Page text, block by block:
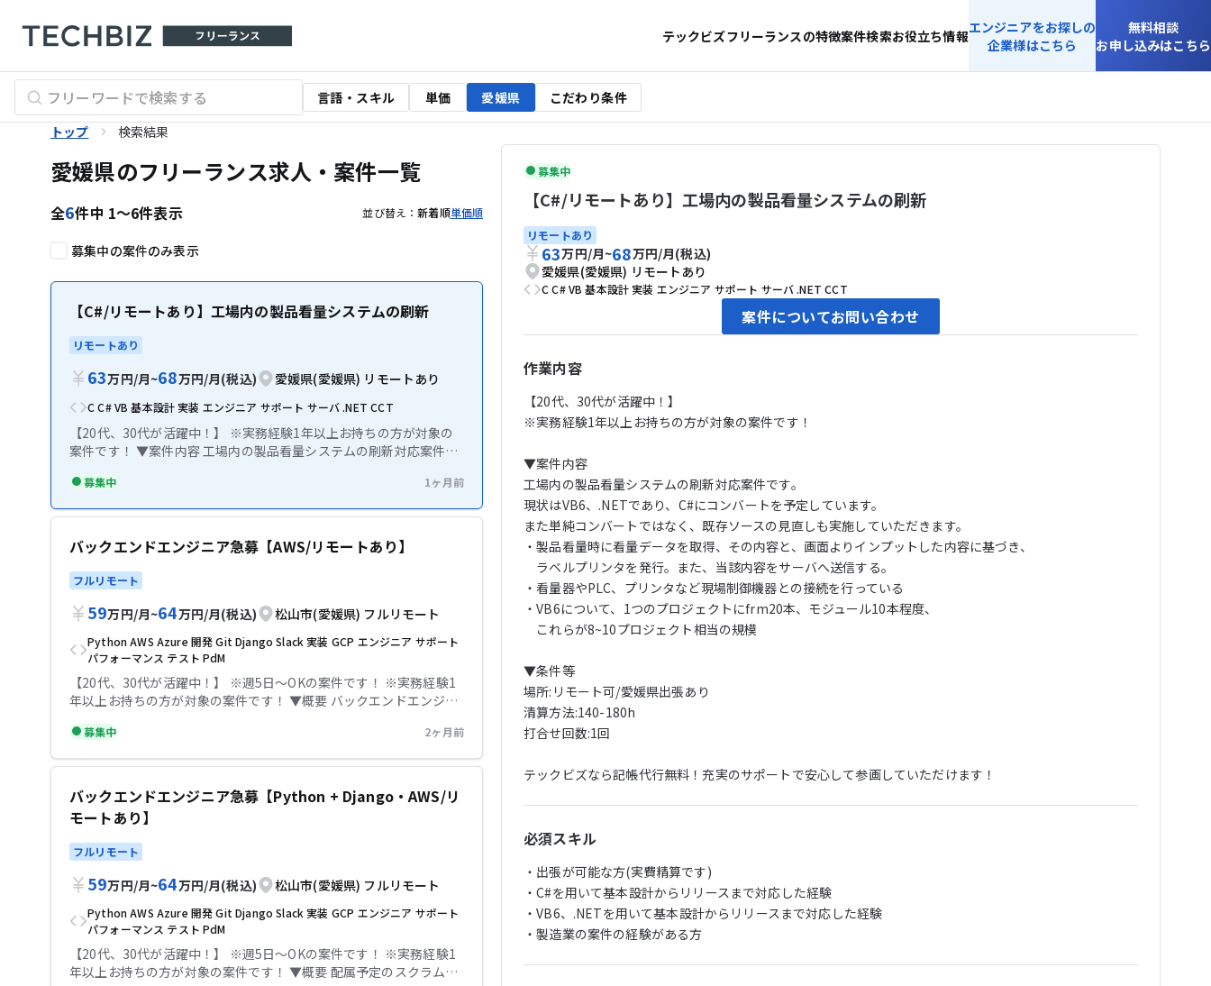
テックビズフリーランスの特徴案件検索お役立ち情報エンジニアをお探しの
企業様はこちら
無料相談
お申し込みはこちら
言語・スキル 単価 愛媛県
こだわり条件
トップ
検索結果
愛媛県のフリーランス求人・案件一覧
全6件中 1〜6件表示 並び替え：新着順単価順
募集中の案件のみ表示
【C#/リモートあり】工場内の製品看量システムの刷新
リモートあり
63万円/月~68万円/月(税込) 愛媛県(愛媛県) リモートあり
CC#VB 基本設計 実装 エンジニア サポート サーバ.NET CCT
【20代、30代が活躍中！】 ※実務経験1年以上お持ちの方が対象の
案件です！ ▼案件内容 工場内の製品看量システムの刷新対応案件で
また単純コンバートではなく、既存ソースの見直しも実施していた
だきます。 ・製品看量時に看量データを取得、その内容と、画面よ
りインプットした内容に基づき、 ラベルプリンタを発行。また、
当該内容をサーバへ送信する。 ・看量器やPLC、プリンタなど現場
制御機器との接続を行っている ・VB6について、1つのプロジェクト
にfrm20本、モジュール10本程度、 これらが8~10プロジェクト相
当の規模 ▼条件等 場所:リモート可/愛媛県出張あり 清算方法:140-
180h 打合せ回数:1回 テックビズなら記帳代行無料！充実のサポート
募集中 1ヶ月前
バックエンドエンジニア急募【AWS/リモートあり】
フルリモート
59万円/月~64万円/月(税込) 松山市(愛媛県) フルリモート
PythonAWS Azure開発 Git Django Slack 実装 GCP エンジニア サポート
パフォーマンス テスト PdM
【20代、30代が活躍中！】 ※週5日〜OKの案件です！ ※実務経験1
年以上お持ちの方が対象の案件です！ ▼概要 バックエンドエンジニ
数チームにまたがるTechReadが担当しているため、専任のバックエ
ンドエンジニアが不在の状況です。ゆえに能動的な動きが求められ
ますが、仕様検討や機能要件の整理など、ご自身のチャレンジ次第
でかかわっていくことが可能なポジションです。 開発関連: 実装・テ
ストコード追加・検証・リリース 問い合わせ対応: 仕様確認、不具合
調査など 仕様検討: PdM、TechRead、フロントエンドエンジニアな
どと連携し、挑戦いただくことが可能です。 プロジェクト進行: 各種
スクラムイベントの進行・改善を通してチームとしてプロジェクト
進行に取り組んでいただきます。 フロントエンドエンジニアやQAな
ど、他領域のエンジニアとのコミュニケーション、連携が重要なポジ
ションです。 【開発環境・ツール・手法】 AWS, Slack, Notion, Git,
CI/CD,アジャイル×ウォーターフォール ▼条件等 出社：フルリモー
ト 場所：松山市 勤務時間：10時ｰ19時 【必須スキル】 ・Webアプリ
ケーション開発経験5年以上 ・バックエンド領域で、一つの言語での
募集中 2ヶ月前
バックエンドエンジニア急募【Python + Django・AWS/リ
モートあり】
フルリモート
59万円/月~64万円/月(税込) 松山市(愛媛県) フルリモート
PythonAWS Azure開発 Git Django Slack 実装 GCP エンジニア サポート
パフォーマンス テスト PdM
【20代、30代が活躍中！】 ※週5日〜OKの案件です！ ※実務経験1
年以上お持ちの方が対象の案件です！ ▼概要 配属予定のスクラムチ
募集中
【C#/リモートあり】工場内の製品看量システムの刷新
リモートあり
63万円/月~68万円/月(税込)
愛媛県(愛媛県) リモートあり
CC#VB 基本設計 実装 エンジニア サポート サーバ.NET CCT
案件についてお問い合わせ
作業内容
【20代、30代が活躍中！】
※実務経験1年以上お持ちの方が対象の案件です！
▼案件内容
工場内の製品看量システムの刷新対応案件です。
現状はVB6、.NETであり、C#にコンバートを予定しています。
また単純コンバートではなく、既存ソースの見直しも実施していただきます。
・製品看量時に看量データを取得、その内容と、画面よりインプットした内容に基づき、
ラベルプリンタを発行。また、当該内容をサーバへ送信する。
・看量器やPLC、プリンタなど現場制御機器との接続を行っている
・VB6について、1つのプロジェクトにfrm20本、モジュール10本程度、
これらが8~10プロジェクト相当の規模
▼条件等
場所:リモート可/愛媛県出張あり
清算方法:140-180h
打合せ回数:1回
テックビズなら記帳代行無料！充実のサポートで安心して参画していただけます！
必須スキル
・出張が可能な方(実費精算です)
・C#を用いて基本設計からリリースまで対応した経験
・VB6、.NETを用いて基本設計からリリースまで対応した経験
・製造業の案件の経験がある方